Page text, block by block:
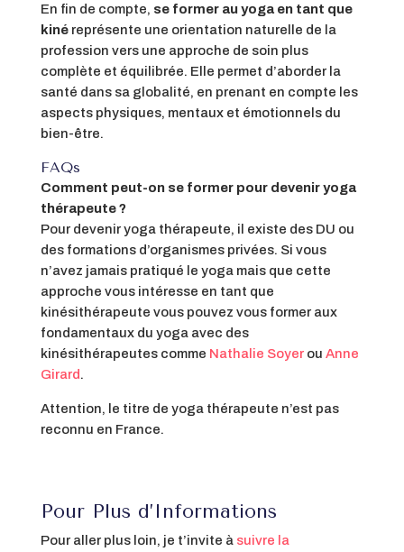
En fin de compte, se former au yoga en tant que
kinéreprésente une orientation naturelle de la
profession vers une approche de soin plus
complète et équilibrée. Elle permet d’aborder la
santé dans sa globalité, en prenant en compte les
aspects physiques, mentaux et émotionnels du
bien-être.
FAQs
Comment peut-on se former pour devenir yoga
thérapeute ?
Pour devenir yoga thérapeute, il existe des DU ou
des formations d’organismes privées. Si vous
n’avez jamais pratiqué le yoga mais que cette
approche vous intéresse en tant que
kinésithérapeute vous pouvez vous former aux
fondamentaux du yoga avec des
kinésithérapeutes comme Nathalie Soyerou Anne
Girard.
Attention, le titre de yoga thérapeute n’est pas
reconnu en France.
Pour Plus d’Informations
Pour aller plus loin, je t’invite à suivre la